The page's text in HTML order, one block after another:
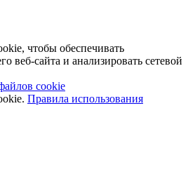
чтобы обеспечивать
веб-сайта и анализировать сетевой
cookie
Правила использования